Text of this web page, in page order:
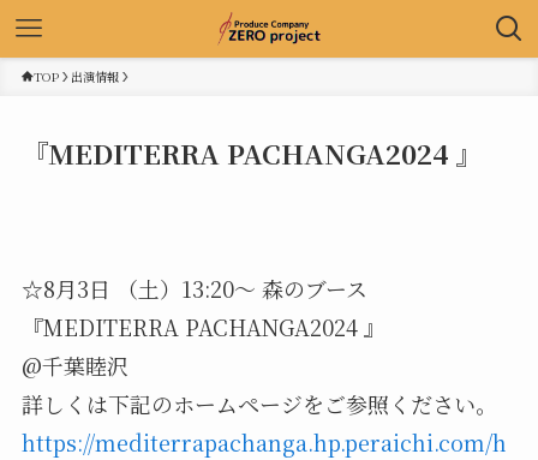
TOP 出演情報
『MEDITERRA PACHANGA2024 』
☆8月3日 （土）13:20～ 森のブース
『MEDITERRA PACHANGA2024 』
@千葉睦沢
詳しくは下記のホームページをご参照ください。
https://mediterrapachanga.hp.peraichi.com/h